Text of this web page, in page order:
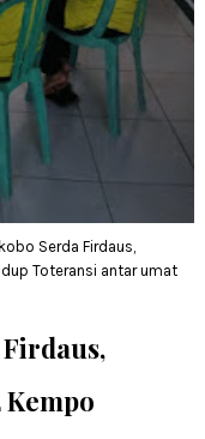
Serda Firdaus,
Toteransi antar umat